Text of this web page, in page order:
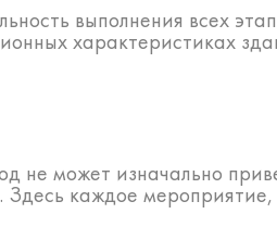
выполнения всех
характеристиках
не может изначально
каждое